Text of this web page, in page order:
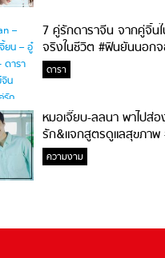
7 คู่รักดาราจีน จากคู่จิ้น
จริงในชีวิต #ฟินยันนอก
ดารา
หมอเจี๊ยบ-ลลนา พาไปส่
รัก&แจกสูตรดูแลสุขภาพ
ไม่ยากจะสอนให้
ความงาม